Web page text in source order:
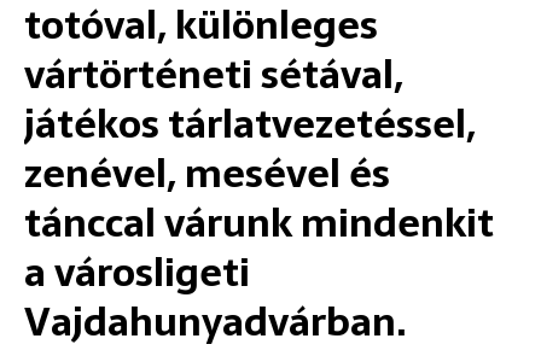
totóval, különleges
vártörténeti sétával,
játékos tárlatvezetéssel,
zenével, mesével és
tánccal várunk mindenkit
a városligeti
Vajdahunyadvárban.